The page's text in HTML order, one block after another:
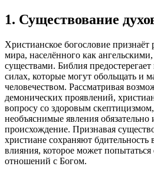
1. Существование
Христианское богословие признаёт
мира, населённого как
существами. Библия
силах, которые могут обольщать и
человечеством. Рассматривая
демонических проявлений,
вопросу со здоровым
необъяснимые явления
происхождение. Признавая
христиане сохраняют
влияния, которое может попытаться
отношений с Богом.